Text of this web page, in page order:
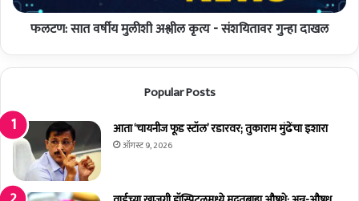
म
म
पा
व
सा
प्र
ती
र्षी
ली
श्ली
ल
कृ
-
सं
फलटण: सात वर्षीय मुलीशी अश्लील कृत्य - संशयितावर गुन्हा दाखल
Popular Posts
आता ‘चायनीज फूड स्टॉल’ रडारवर; तुकाराम मुंढेंचा इशारा
ऑगस्ट 9, 2026